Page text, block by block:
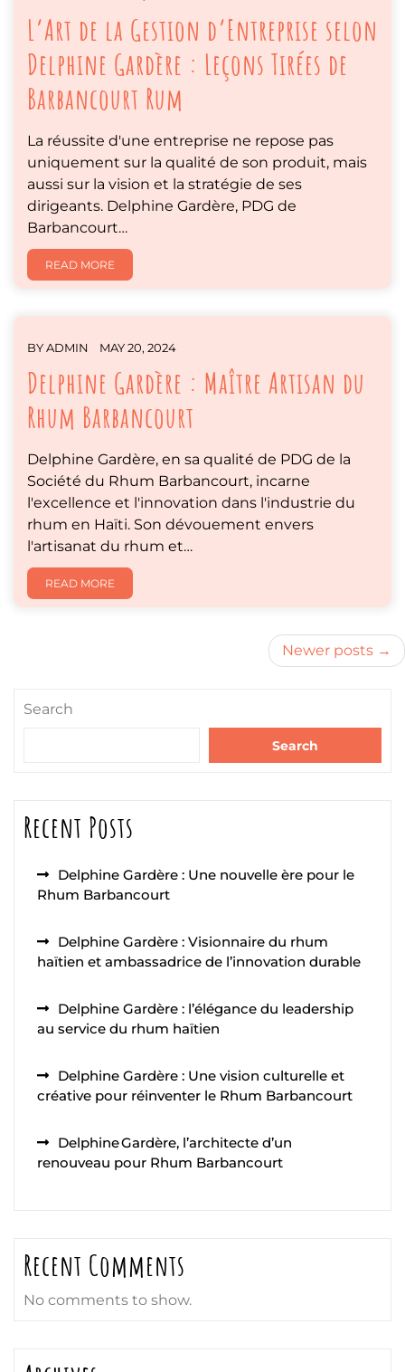
L’Art de la Gestion d’Entreprise selon
Delphine Gardère : Leçons Tirées de
Barbancourt Rum
La réussite d'une entreprise ne repose pas
uniquement sur la qualité de son produit, mais
aussi sur la vision et la stratégie de ses
dirigeants. Delphine Gardère, PDG de
Barbancourt…
READ MORE
BYADMIN MAY 20, 2024
Delphine Gardère : Maître Artisan du
Rhum Barbancourt
Delphine Gardère, en sa qualité de PDG de la
Société du Rhum Barbancourt, incarne
l'excellence et l'innovation dans l'industrie du
rhum en Haïti. Son dévouement envers
l'artisanat du rhum et…
READ MORE
navigation
Newer posts
Search
Search
Recent Posts
Delphine Gardère : Une nouvelle ère pour le
Rhum Barbancourt
Delphine Gardère : Visionnaire du rhum
haïtien et ambassadrice de l’innovation durable
Delphine Gardère : l’élégance du leadership
au service du rhum haïtien
Delphine Gardère : Une vision culturelle et
créative pour réinventer le Rhum Barbancourt
Delphine Gardère, l’architecte d’un
renouveau pour Rhum Barbancourt
Recent Comments
No comments to show.